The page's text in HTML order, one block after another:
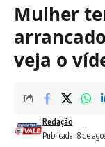
Mulher
veja o
Publicada: 8 de
Redação